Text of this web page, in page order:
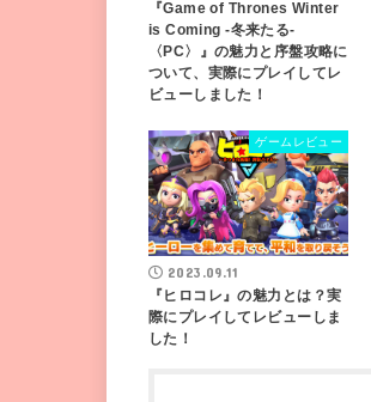
『Game of Thrones Winter
is Coming -冬来たる-
〈PC〉』の魅力と序盤攻略に
ついて、実際にプレイしてレ
ビューしました！
ゲームレビュー
2023.09.11
『ヒロコレ』の魅力とは？実
際にプレイしてレビューしま
した！